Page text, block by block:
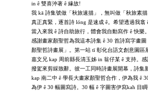
in ê 雙喜沖著 ê 緣故!
我 kā 詩集號做「秋旅速描」，無叫做「秋旅素
真正真緊，逐首詩 lóng 是速成 ê。希望透過我翕
當入來我 ê 詩自助旅行，體會我自動寫作 ê 快樂。
感謝畫家顏聖哲為我這本詩集 ê 30 首詩寫字畫
顏聖哲詩畫展」。第一站 tī 彰化台語文創意園區
嘉文兄 kap 周前縣長清玉姊 in 翁仔某 ê 支持。
撥駕來剪綵致辭。彼一工同時詩畫展開幕，詩集
kap 南二中 ê 學長大畫家顏聖哲合作，伊為我 ê
為伊 ê 30 幅圖寫詩。30 幅 ê 字圖害伊寫kah 目睭